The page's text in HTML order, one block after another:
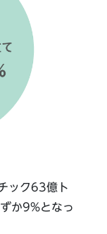
ック63億ト
か9%となっ